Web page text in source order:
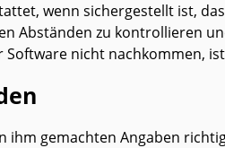
wenn sichergestellt ist,
Abständen zu kontrollieren
nicht nachkommen,
ihm gemachten Angaben